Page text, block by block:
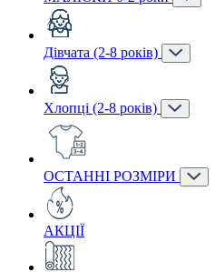
Дівчата (2-8 років)
Хлопці (2-8 років)
ОСТАННІ РОЗМІРИ
АКЦІЇ